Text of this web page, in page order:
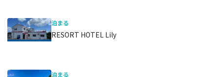
泊まる
RESORT HOTEL Lily
泊まる